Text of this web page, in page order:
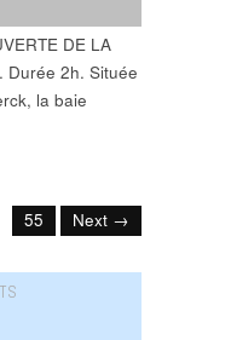
DE LA
Durée 2h. Située
la baie
55 Next →